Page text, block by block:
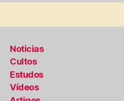
Noticias
Cultos
Estudos
Vídeos